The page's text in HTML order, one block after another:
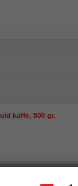
kaffe, 500 gr.